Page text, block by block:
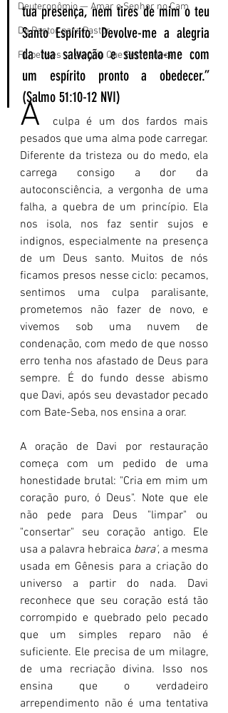
Deuteronômio — Amar o Senhor no Cam
De Pastor para Pastor
Filipenses — Alegria Que Permanece
tua presença, nem tires de mim o teu
Santo Espírito. Devolve-me a alegria
da tua salvação e sustenta-me com
um espírito pronto a obedecer.”
(Salmo 51:10-12 NVI)
A culpa é um dos fardos mais
pesados que uma alma pode carregar.
Diferente da tristeza ou do medo, ela
carrega consigo a dor da
autoconsciência, a vergonha de uma
falha, a quebra de um princípio. Ela
nos isola, nos faz sentir sujos e
indignos, especialmente na presença
de um Deus santo. Muitos de nós
ficamos presos nesse ciclo: pecamos,
sentimos uma culpa paralisante,
prometemos não fazer de novo, e
vivemos sob uma nuvem de
condenação, com medo de que nosso
erro tenha nos afastado de Deus para
sempre. É do fundo desse abismo
que Davi, após seu devastador pecado
com Bate-Seba, nos ensina a orar.
A oração de Davi por restauração
começa com um pedido de uma
honestidade brutal: "Cria em mim um
coração puro, ó Deus". Note que ele
não pede para Deus "limpar" ou
"consertar" seu coração antigo. Ele
usa a palavra hebraica bara', a mesma
usada em Gênesis para a criação do
universo a partir do nada. Davi
reconhece que seu coração está tão
corrompido e quebrado pelo pecado
que um simples reparo não é
suficiente. Ele precisa de um milagre,
de uma recriação divina. Isso nos
ensina que o verdadeiro
arrependimento não é uma tentativa